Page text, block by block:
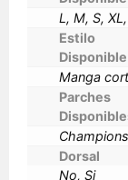
L, M, S,
Estilo
Disponible
Manga
Parches
Dorsal
No, Si